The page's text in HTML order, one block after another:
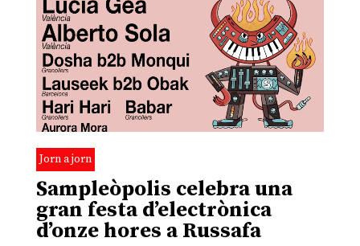
Jorn a jorn
Sampleòpolis celebra una
gran festa d’electrònica
d’onze hores a Russafa